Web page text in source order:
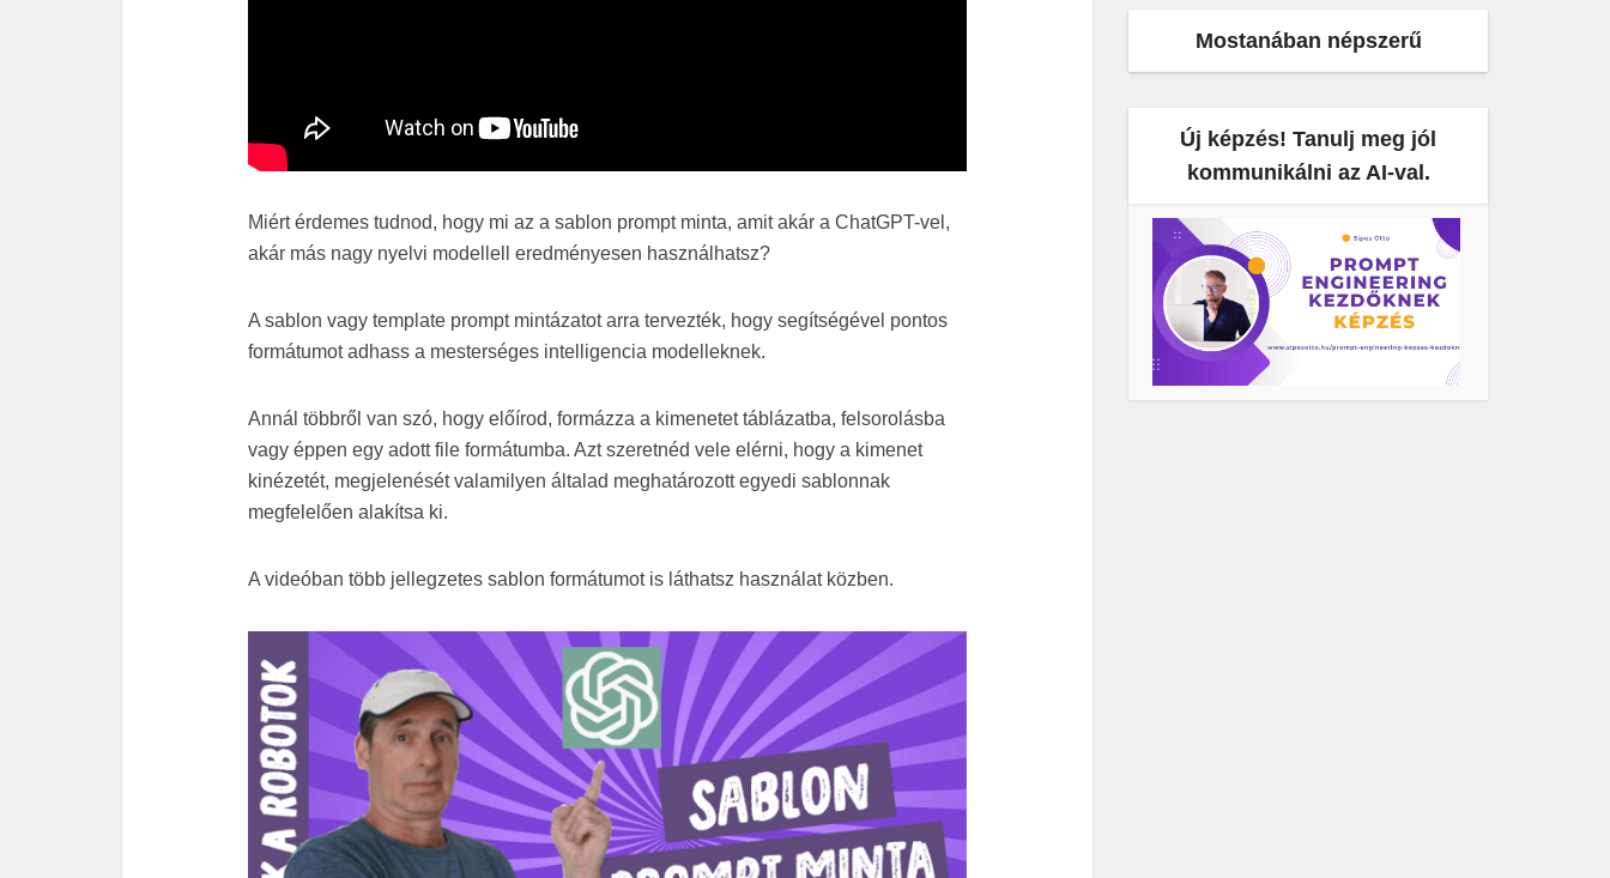
Miért érdemes tudnod, hogy mi az a sablon prompt minta, amit akár a ChatGPT-vel,
akár más nagy nyelvi modellell eredményesen használhatsz?
A sablon vagy template prompt mintázatot arra tervezték, hogy segítségével pontos
formátumot adhass a mesterséges intelligencia modelleknek.
Annál többről van szó, hogy előírod, formázza a kimenetet táblázatba, felsorolásba
vagy éppen egy adott file formátumba. Azt szeretnéd vele elérni, hogy a kimenet
kinézetét, megjelenését valamilyen általad meghatározott egyedi sablonnak
megfelelően alakítsa ki.
A videóban több jellegzetes sablon formátumot is láthatsz használat közben.
Mostanában népszerű
Új képzés! Tanulj meg jól
kommunikálni az AI-val.